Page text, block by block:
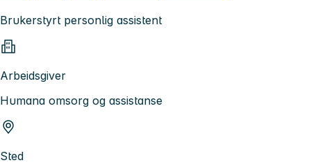
Brukerstyrt personlig assistent
Arbeidsgiver
Humana omsorg og assistanse
Sted